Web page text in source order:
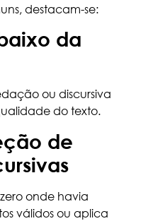
destacam-se:
da
ou discursiva
do texto.
de
onde havia
válidos ou aplica